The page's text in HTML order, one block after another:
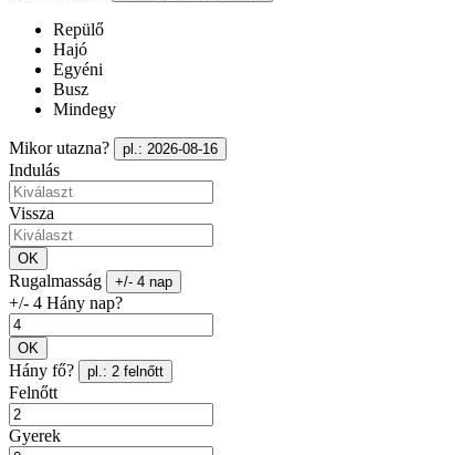
Repülő
Hajó
Egyéni
Busz
Mindegy
Mikor utazna? pl.: 2026-08-16
Indulás
Vissza
OK
Rugalmasság +/- 4 nap
+/- 4 Hány nap?
OK
Hány fő? pl.: 2 felnőtt
Felnőtt
Gyerek